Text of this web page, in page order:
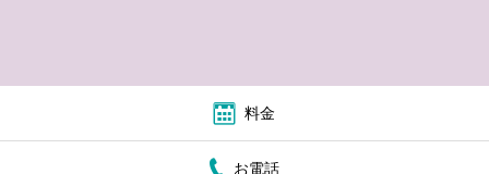
料金
お電話